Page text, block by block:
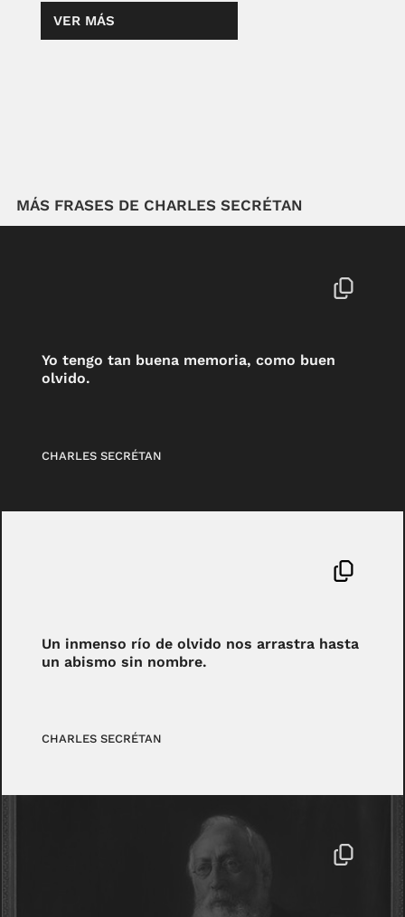
VER MÁS
MÁS FRASES DE CHARLES SECRÉTAN
Yo tengo tan buena memoria, como buen
olvido.
CHARLES SECRÉTAN
Un inmenso río de olvido nos arrastra hasta
un abismo sin nombre.
CHARLES SECRÉTAN